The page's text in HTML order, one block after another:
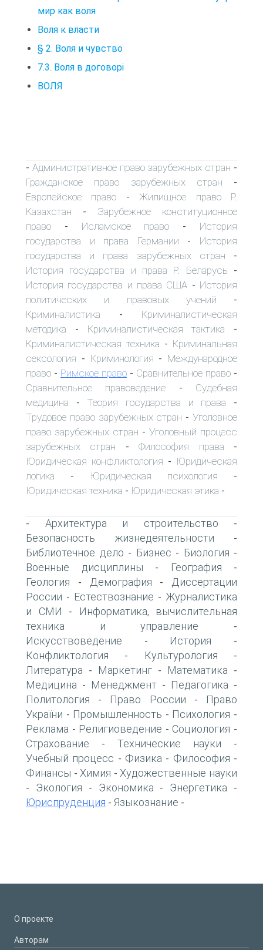
мир как воля
Воля к власти
§ 2. Воля и чувство
7.3. Воля в договорі
ВОЛЯ
- Административное право зарубежных стран -
Гражданское право зарубежных стран -
Европейское право - Жилищное право Р.
Казахстан - Зарубежное конституционное
право - Исламское право - История
государства и права Германии - История
государства и права зарубежных стран -
История государства и права Р. Беларусь -
История государства и права США - История
политических и правовых учений -
Криминалистика - Криминалистическая
методика - Криминалистическая тактика -
Криминалистическая техника - Криминальная
сексология - Криминология - Международное
право - Римское право - Сравнительное право -
Сравнительное правоведение - Судебная
медицина - Теория государства и права -
Трудовое право зарубежных стран -Уголовное
право зарубежных стран - Уголовный процесс
зарубежных стран -Философия права -
Юридическая конфликтология - Юридическая
логика - Юридическая психология -
Юридическая техника - Юридическая этика -
- Архитектура и строительство -
Безопасность жизнедеятельности -
Библиотечное дело - Бизнес - Биология -
Военные дисциплины - География -
Геология - Демография -
Диссертации
России - Естествознание - Журналистика
и СМИ -
Информатика, вычислительная
техника и управление -
Искусствоведение - История -
Конфликтология - Культурология -
Литература - Маркетинг - Математика -
Медицина - Менеджмент - Педагогика -
Политология - Право России -
Право
України - Промышленность - Психология -
Реклама - Религиоведение - Социология -
Страхование - Технические науки -
Учебный процесс - Физика - Философия -
Финансы - Химия - Художественные науки
- Экология - Экономика - Энергетика -
Юриспруденция - Языкознание -
О проекте
Авторам